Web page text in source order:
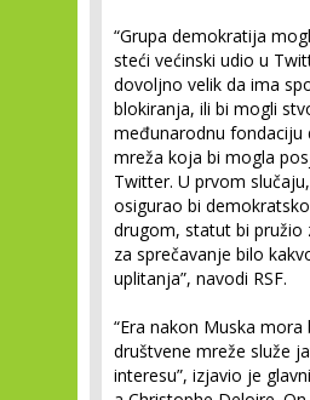
“Grupa demokratija
steći većinski udio u
dovoljno velik da ima
blokiranja, ili bi mogli
međunarodnu fondaciju
mreža koja bi mogla
Twitter. U prvom
osigurao bi
drugom, statut bi pružio
za sprečavanje bilo
uplitanja”, navodi RSF.
“Era nakon Muska
društvene mreže služe
interesu”, izjavio je